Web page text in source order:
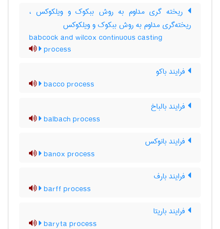
ریخته گری مداوم به روش ببکوک و ویلکوکس ،
ریخته‌گری مداوم به روش ببکوک و ویلکوکس
babcock and wilcox continuous casting
process
فرایند باکو
bacco process
فرایند بالباخ
balbach process
فرایند بانوکس
banox process
فرایند بارف
barff process
فرایند باریتا
baryta process